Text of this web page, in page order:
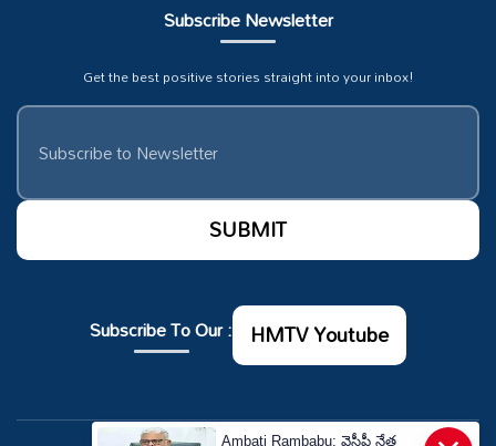
Subscribe Newsletter
Get the best positive stories straight into your inbox!
Subscribe To Our : HMTV Youtube
Ambati Rambabu: వైసీపీ నేత